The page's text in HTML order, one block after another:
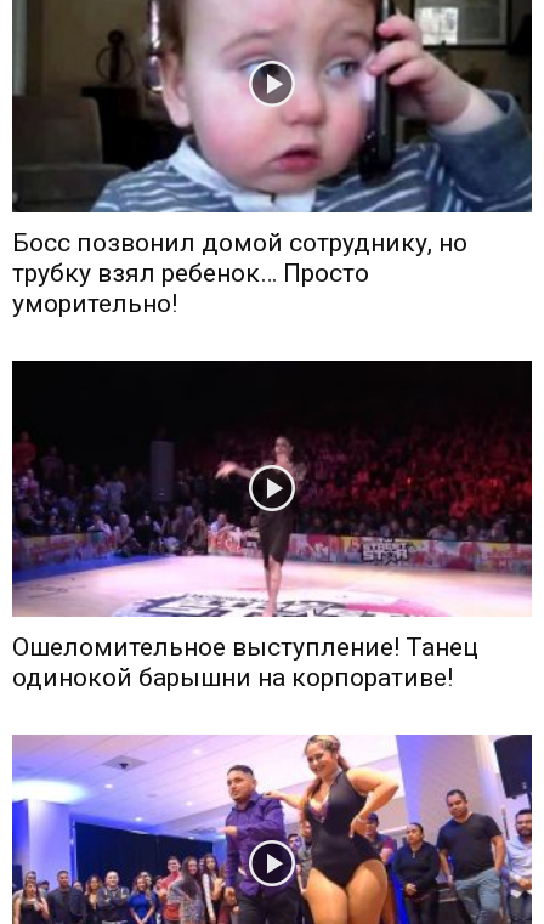
Босс позвонил домой сотруднику, но
трубку взял ребенок… Просто
уморительно!
Ошеломительное выступление! Танец
одинокой барышни на корпоративе!